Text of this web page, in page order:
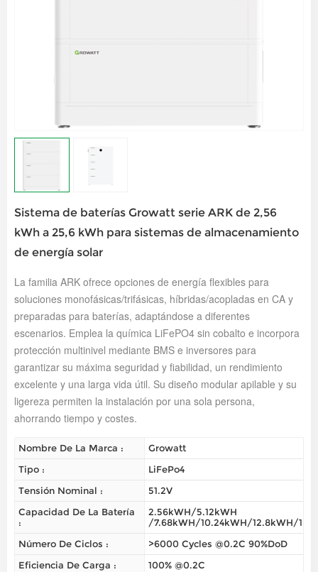
Sistema de baterías Growatt serie ARK de 2,56
kWh a 25,6 kWh para sistemas de almacenamiento
de energía solar
La familia ARK ofrece opciones de energía flexibles para
soluciones monofásicas/trifásicas, híbridas/acopladas en CA y
preparadas para baterías, adaptándose a diferentes
escenarios. Emplea la química LiFePO4 sin cobalto e incorpora
protección multinivel mediante BMS e inversores para
garantizar su máxima seguridad y fiabilidad, un rendimiento
excelente y una larga vida útil. Su diseño modular apilable y su
ligereza permiten la instalación por una sola persona,
ahorrando tiempo y costes.
Nombre De La Marca :
Growatt
Tipo :
LiFePo4
Tensión Nominal :
51.2V
Capacidad De La Batería
:
2.56kWH/5.12kWH
/7.68kWH/10.24kWH/12.8kWH/
Número De Ciclos :
>6000 Cycles @0.2C 90%DoD
Eficiencia De Carga :
100% @0.2C